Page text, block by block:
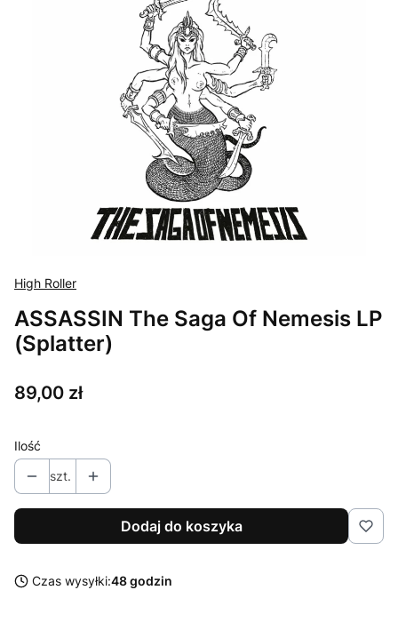
High Roller
ASSASSIN The Saga Of Nemesis LP
(Splatter)
Cena
89,00 zł
Ilość
szt.
Dodaj do koszyka
Czas wysyłki:48 godzin